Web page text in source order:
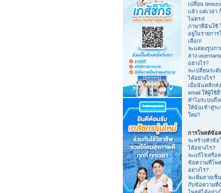
เปลี่ยน
แล้ว แต่เวลา
ไม่ตรง!
ภาษาที่ฉันใช้
อยู่ในรายการ
เลือก!
จะแสดงรูปภ
ล่าง
อย่างไร?
จะเปลี่ยนระ
ได้อย่างไร?
เมื่อฉันคลิกส่ง
email ให้ผู้ใช้
ทำไมระบบถึง
ให้ฉันเข้าสู่ร
ใหม่?
การโพสต์ข้อ
จะสร้างหัวข้อ
ได้อย่างไร?
จะแก้ไขหรือ
ข้อความที่โพ
อย่างไร?
จะเพิ่มลายเซ็
กับข้อความที่
โพสต์ได้อย่าง